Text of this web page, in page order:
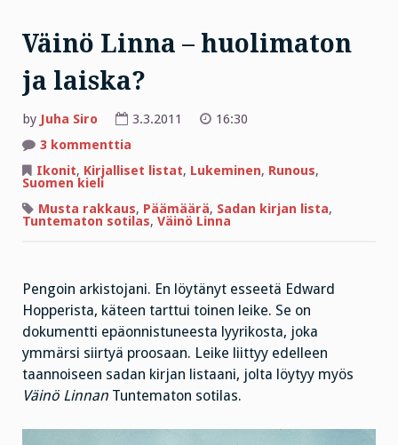
Väinö Linna – huolimaton
ja laiska?
by Juha Siro 3.3.2011
16:30
3 kommenttia
Linna
ja
laiska?
Ikonit, Kirjalliset listat, Lukeminen, Runous,
Suomen kieli
Musta rakkaus, Päämäärä, Sadan kirjan lista,
Tuntematon sotilas, Väinö Linna
Pengoin arkistojani. En löytänyt esseetä Edward
Hopperista, käteen tarttui toinen leike. Se on
dokumentti epäonnistuneesta lyyrikosta, joka
ymmärsi siirtyä proosaan. Leike liittyy edelleen
taannoiseen sadan kirjan listaani, jolta löytyy myös
Väinö Linnan Tuntematon sotilas.